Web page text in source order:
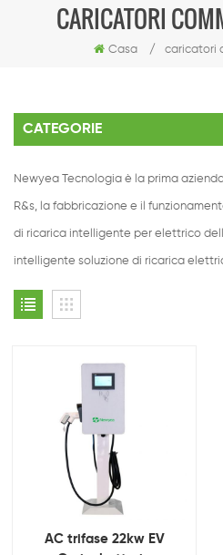
CARICATORI
Casa / caricatori
CATEGORIE
Newyea Tecnologia è la prima
R&s, la fabbricazione e il
di ricarica intelligente per elettrico
intelligente soluzione di ricarica
AC trifase 22kw EV